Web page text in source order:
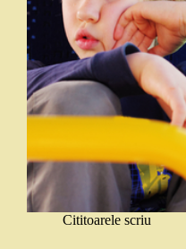
Cititoarele scriu